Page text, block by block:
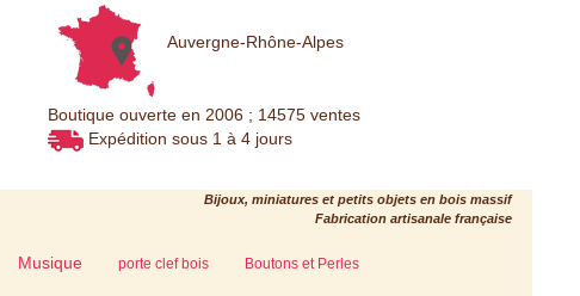
Auvergne-Rhône-Alpes
Boutique ouverte en 2006 ; 14575 ventes
Expédition sous 1 à 4 jours
Bijoux, miniatures et petits objets en bois massif
Fabrication artisanale française
Musique porte clef bois Boutons et Perles